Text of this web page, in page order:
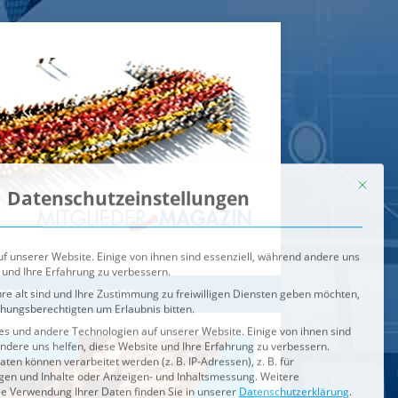
VIDEOS
IM BRENNPUNKT
unserer Website. Einige von ihnen sind essenziell, während andere uns
Ihre Erfahrung zu verbessern.
alt sind und Ihre Zustimmung zu freiwilligen Diensten geben möchten,
um Erlaubnis bitten.
uns helfen, diese Website und Ihre Erfahrung zu verbessern.
können verarbeitet werden (z. B. IP-Adressen), z. B. für
und Inhalte oder Anzeigen- und Inhaltsmessung.Weitere
jederzeit unterEinstellungenwiderrufen oder anpassen.
der Service-Gruppen, für die eine Einwilligung erteilt werden
Externe Medien
Speichern
Alle akzeptieren